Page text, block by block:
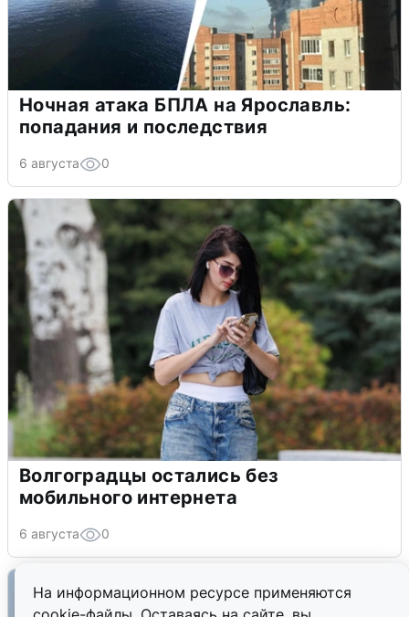
На информационном ресурсе применяются
Ночная атака БПЛА на Ярославль:
попадания и последствия
6 августа 0
Волгоградцы остались без
мобильного интернета
6 августа 0